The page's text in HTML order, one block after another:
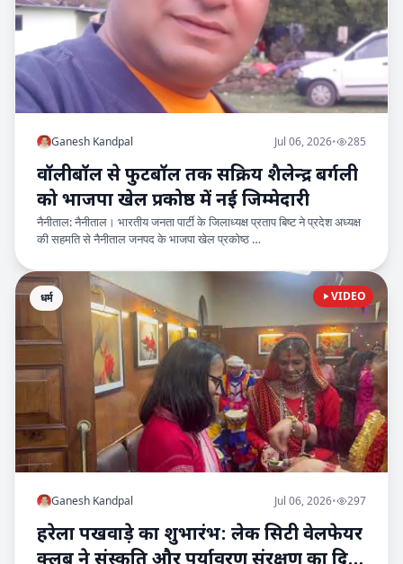
Ganesh Kandpal Jul 06, 2026• 285
वॉलीबॉल से फुटबॉल तक सक्रिय शैलेन्द्र बर्गली
को भाजपा खेल प्रकोष्ठ में नई जिम्मेदारी
नैनीताल: नैनीताल। भारतीय जनता पार्टी के जिलाध्यक्ष प्रताप बिष्ट ने प्रदेश अध्यक्ष
की सहमति से नैनीताल जनपद के भाजपा खेल प्रकोष्ठ …
VIDEO
धर्म
Ganesh Kandpal Jul 06, 2026• 297
हरेला पखवाड़े का शुभारंभ: लेक सिटी वेलफेयर